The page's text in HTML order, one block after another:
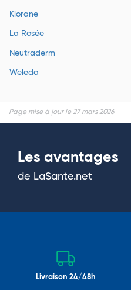
Klorane
La Rosée
Neutraderm
Weleda
Page mise à jour le 27 mars 2026
Les avantages
de LaSante.net
Livraison 24/48h